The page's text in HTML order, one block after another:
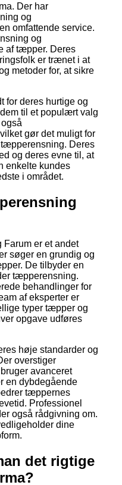
Der har
og
omfattende service.
og
af tæpper. Deres
er trænet i at
metoder for, at sikre
for deres hurtige og
til et populært valg
gør det muligt for
Deres
og deres evne til, at
enkelte kundes
i området.
er et andet
søger en grundig og
De tilbyder en
tæpperensning.
behandlinger for
af eksperter er
typer tæpper og
opgave udføres
høje standarder og
overstiger
avanceret
en dybdegående
tæppernes
Professionel
også rådgivning om.
dine
det rigtige